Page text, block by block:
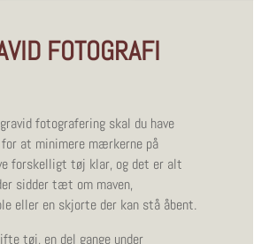
FOTOGRAFI
fotografering skal du have
at minimere mærkerne på
forskelligt tøj klar, og det er alt
sidder tæt om maven,
eller en skjorte der kan stå åbent.
tøj, en del gange under